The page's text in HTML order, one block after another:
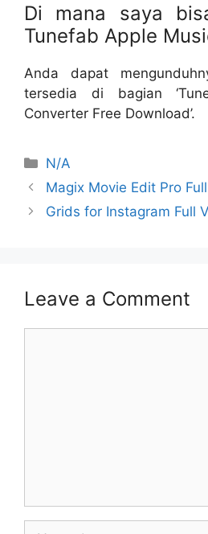
Di mana saya
Tunefab Apple
Anda dapat
tersedia di bagian
Converter Free Download’.
Categories
N/A
Magix Movie Edit Pro
Grids for Instagram Full
Leave a Comment